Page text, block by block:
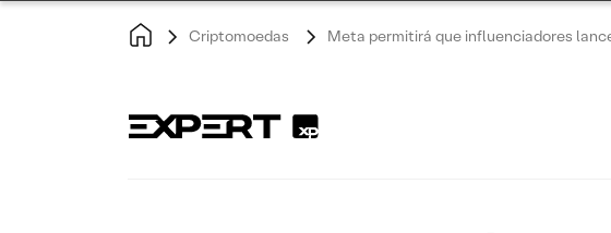
Criptomoedas Meta permitirá que influenciadores